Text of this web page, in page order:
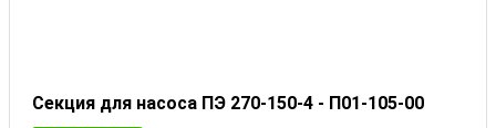
Секция для насоса ПЭ 270-150-4 - П01-105-00